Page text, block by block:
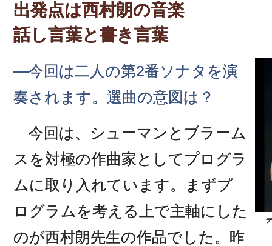
出発点は西村朗の音楽
話し言葉と書き言葉
―今回は二人の第2番ソナタを演
奏されます。選曲の意図は？
今回は、シューマンとブラーム
スを対極の作曲家としてプログラ
ムに取り入れています。まずプ
ログラムを考える上で主軸にした
のが西村朗先生の作品でした。昨